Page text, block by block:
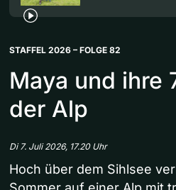
STAFFEL 2026 – FOLGE 82
Maya und ihre
der Alp
Di 7. Juli 2026, 17.20 Uhr
Hoch über dem Sihlsee